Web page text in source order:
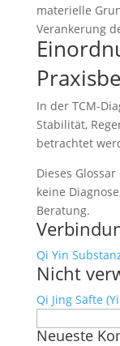
materielle
Verankerung
In der TCM-
Stabilität,
betrachtet
Dieses
keine
Beratung.
Qi Yin
Nicht
Qi Jing Säfte
nach:
Neueste